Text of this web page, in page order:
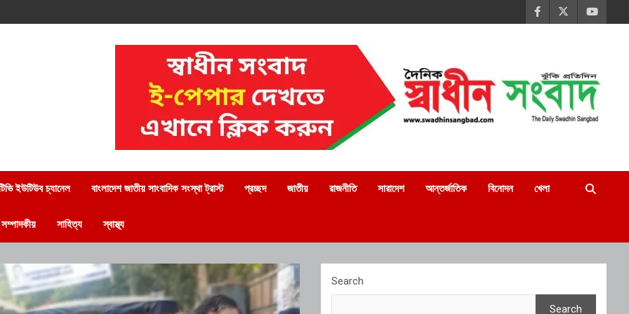
ইউটিউব চ্যানেল বাংলাদেশ জাতীয় সাংবাদিক সংস্থা ট্রাস্ট প্রচ্ছদ জাতীয় রাজনীতি সারাদেশ আন্তর্জাতিক বিনোদন খেলা
সম্পাদকীয় সাহিত্য স্বাস্থ্য
Search
Search